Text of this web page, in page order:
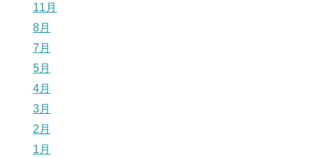
11月
8月
7月
5月
4月
3月
2月
1月